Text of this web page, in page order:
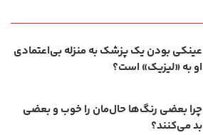
عینکی‌ بودن یک پزشک به منزله بی‌اعتمادی
او به «لیزیک» است؟
چرا بعضی رنگ‌ها حال‌مان را خوب و بعضی
بد می‌کنند؟